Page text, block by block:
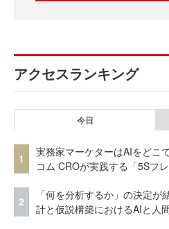
アクセスランキング
今日
1
実務家マーケターはAIをどこ
コム CROが実践する「5Sフ
2
「何を分析するか」の決定
計と仮説構築におけるAIと人